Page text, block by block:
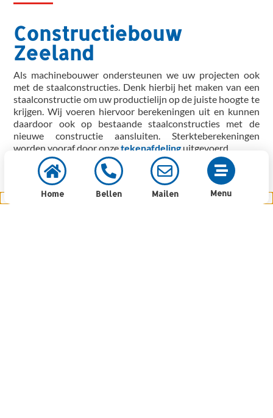
Constructiebouw
Zeeland
Als machinebouwer ondersteunen we uw projecten ook
met de staalconstructies. Denk hierbij het maken van een
staalconstructie om uw productielijn op de juiste hoogte te
krijgen. Wij voeren hiervoor berekeningen uit en kunnen
daardoor ook op bestaande staalconstructies met de
nieuwe constructie aansluiten. Sterkteberekeningen
worden vooraf door onzetekenafdelinguitgevoerd.
Home Bellen Mailen Menu